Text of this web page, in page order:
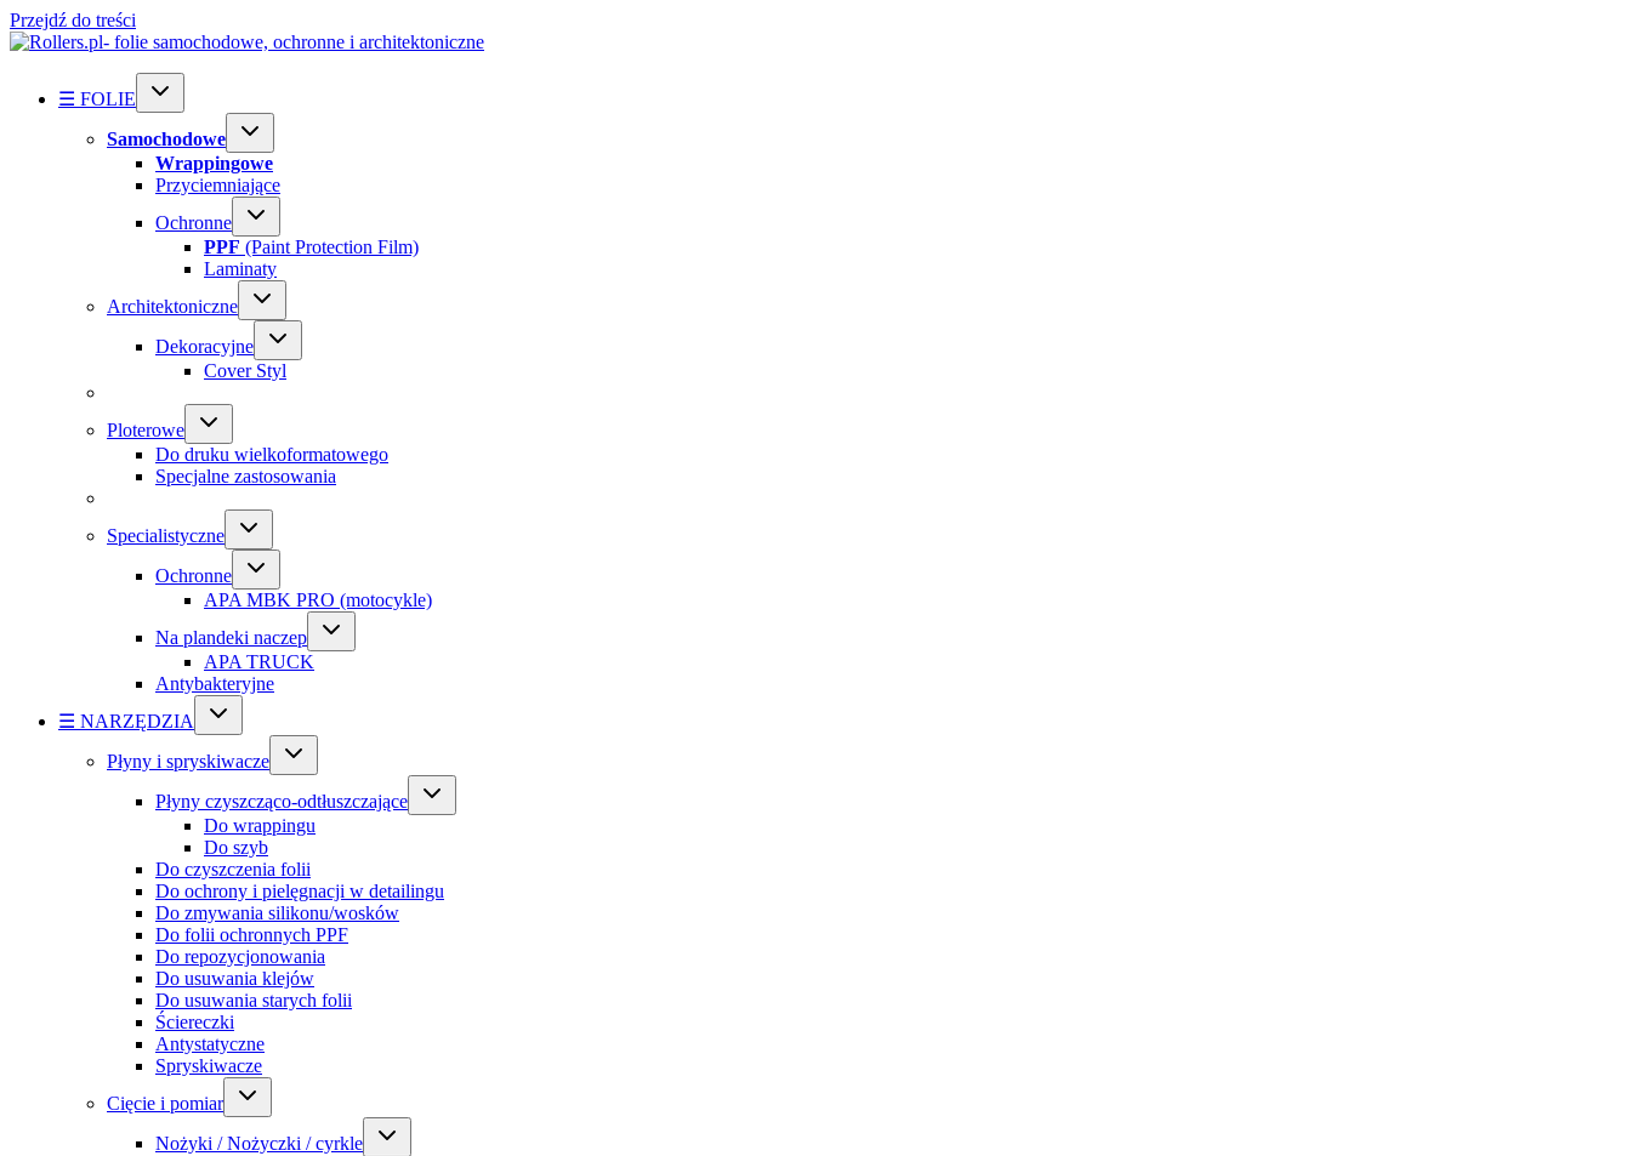
Przejdź do treści
☰ FOLIE
Samochodowe
Wrappingowe
Przyciemniające
Ochronne
PPF (Paint Protection Film)
Laminaty
Architektoniczne
Dekoracyjne
Cover Styl
Ploterowe
Do druku wielkoformatowego
Specjalne zastosowania
Specialistyczne
Ochronne
APA MBK PRO (motocykle)
Na plandeki naczep
APA TRUCK
Antybakteryjne
☰ NARZĘDZIA
Płyny i spryskiwacze
Płyny czyszcząco-odtłuszczające
Do wrappingu
Do szyb
Do czyszczenia folii
Do ochrony i pielęgnacji w detailingu
Do zmywania silikonu/wosków
Do folii ochronnych PPF
Do repozycjonowania
Do usuwania klejów
Do usuwania starych folii
Ściereczki
Antystatyczne
Spryskiwacze
Cięcie i pomiar
Nożyki / Nożyczki / cyrkle